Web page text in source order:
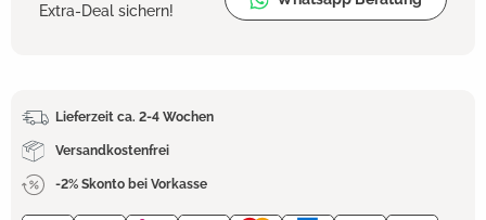
Extra-Deal sichern!
Lieferzeit ca. 2-4 Wochen
Versandkostenfrei
-2% Skonto bei Vorkasse